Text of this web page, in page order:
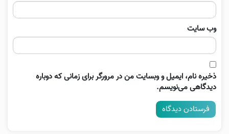
وب‌ سایت
ذخیره نام، ایمیل و وبسایت من در مرورگر برای زمانی که دوباره
دیدگاهی می‌نویسم.